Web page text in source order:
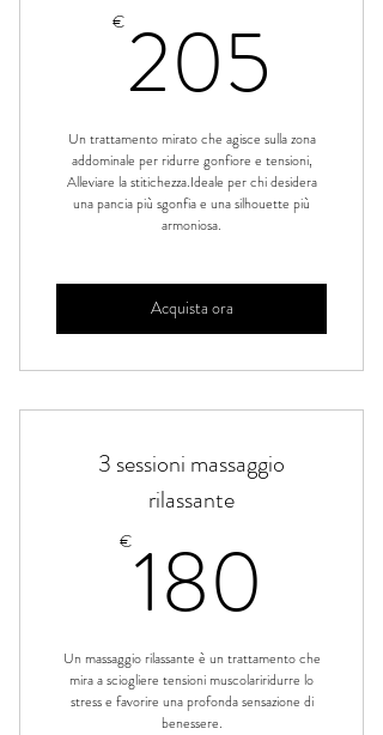
€ 205
Un trattamento mirato che agisce sulla zona
addominale per ridurre gonfiore e tensioni,
Alleviare la stitichezza.Ideale per chi desidera
una pancia più sgonfia e una silhouette più
armoniosa.
Acquista ora
3 sessioni massaggio
rilassante
€180
Un massaggio rilassante è un trattamento che
mira a sciogliere tensioni muscolariridurre lo
stress e favorire una profonda sensazione di
benessere.